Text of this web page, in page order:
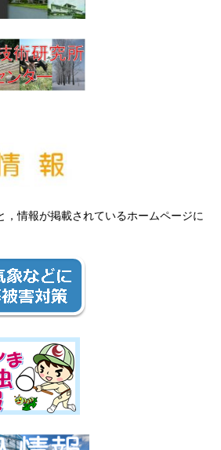
，情報が掲載されているホームページに